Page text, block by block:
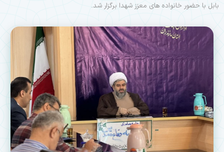
بابل با حضور خانواده های معزز شهدا برگزار شد.